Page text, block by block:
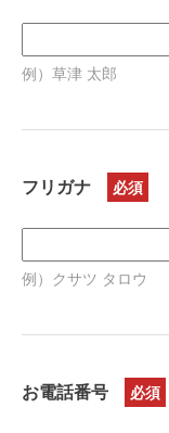
例）草津 太郎
フリガナ
例）クサツ タロウ
お電話番号